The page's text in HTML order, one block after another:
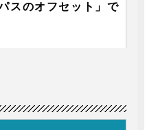
スのオフセット」で